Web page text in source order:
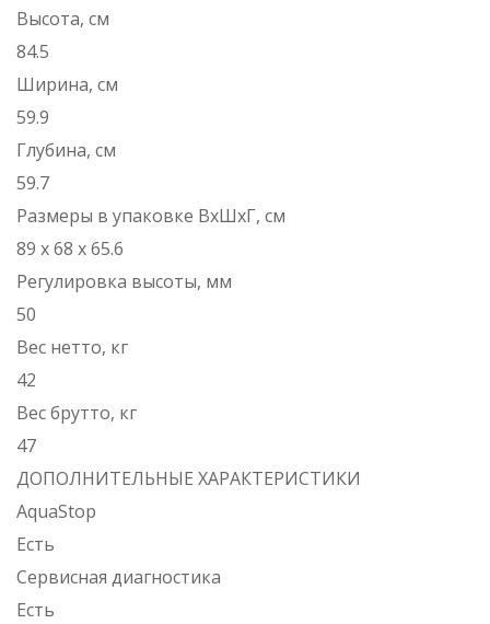
Высота, см
84.5
Ширина, см
59.9
Глубина, см
59.7
Размеры в упаковке ВхШхГ, см
89 х 68 х 65.6
Регулировка высоты, мм
50
Вес нетто, кг
42
Вес брутто, кг
47
ДОПОЛНИТЕЛЬНЫЕ ХАРАКТЕРИСТИКИ
AquaStop
Есть
Сервисная диагностика
Есть